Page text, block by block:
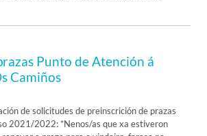
Punto de Atención á
Camiños
de solicitudes de preinscrición de prazas
2021/2022: *Nenos/as que xa estiveron